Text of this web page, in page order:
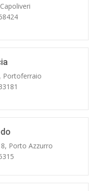
Portoferraio
Porto Azzurro